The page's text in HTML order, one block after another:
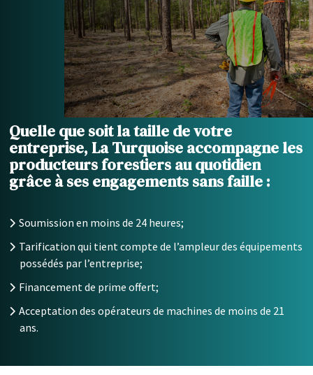
Quelle que soit la taille de votre
entreprise, La Turquoise accompagne les
producteurs forestiers au quotidien
grâce à ses engagements sans faille :
Soumission en moins de 24 heures;
Tarification qui tient compte de l’ampleur des équipements
possédés par l’entreprise;
Financement de prime offert;
Acceptation des opérateurs de machines de moins de 21
ans.